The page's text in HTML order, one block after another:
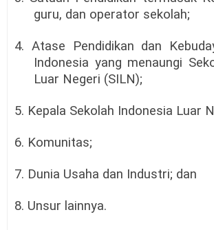
guru, dan operator sekolah;
4. Atase Pendidikan dan
Indonesia yang menaungi
Luar Negeri (SILN);
5. Kepala Sekolah Indonesia Luar
6. Komunitas;
7. Dunia Usaha dan Industri; dan
8. Unsur lainnya.